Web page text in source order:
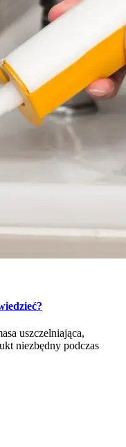
uszczelniająca,
niezbędny podczas